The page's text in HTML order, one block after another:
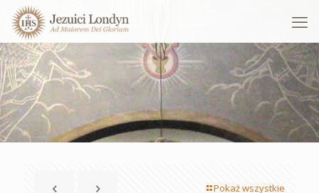
Pokaż wszystkie